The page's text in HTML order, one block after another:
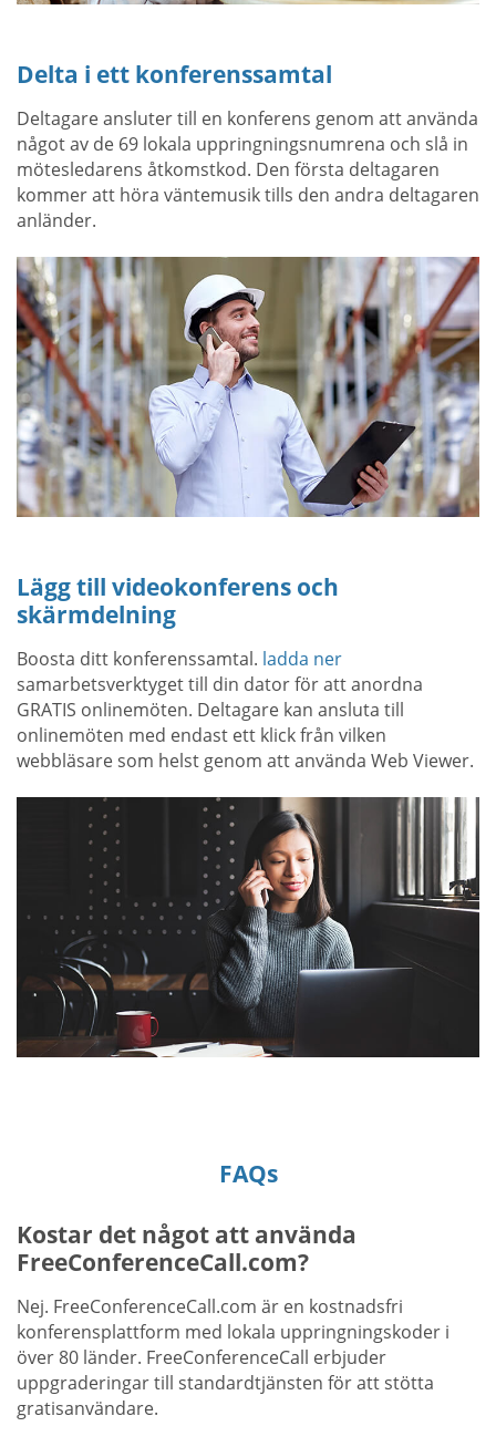
Delta i ett konferenssamtal
Deltagare ansluter till en konferens genom att använda
något av de 69 lokala uppringningsnumrena och slå in
mötesledarens åtkomstkod. Den första deltagaren
kommer att höra väntemusik tills den andra deltagaren
anländer.
Lägg till videokonferens och
skärmdelning
Boosta ditt konferenssamtal. ladda ner
samarbetsverktyget till din dator för att anordna
GRATIS onlinemöten. Deltagare kan ansluta till
onlinemöten med endast ett klick från vilken
webbläsare som helst genom att använda Web Viewer.
FAQs
Kostar det något att använda
FreeConferenceCall.com?
Nej. FreeConferenceCall.com är en kostnadsfri
konferensplattform med lokala uppringningskoder i
över 80 länder. FreeConferenceCall erbjuder
uppgraderingar till standardtjänsten för att stötta
gratisanvändare.